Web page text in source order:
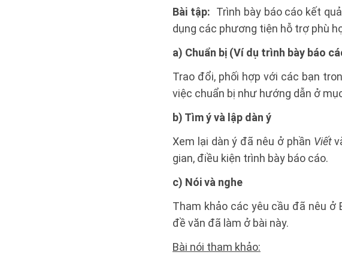
Bài tập: Trình bày báo cáo kết
dụng các phương tiện hỗ trợ phù
a) Chuẩn bị (Ví dụ trình bày báo
Trao đổi, phối hợp với các bạn
việc chuẩn bị như hướng dẫn ở
b) Tìm ý và lập dàn ý
Xem lại dàn ý đã nêu ở phần Viết
gian, điều kiện trình bày báo cáo.
c) Nói và nghe
Tham khảo các yêu cầu đã nêu ở
đề văn đã làm ở bài này.
Bài nói tham khảo: